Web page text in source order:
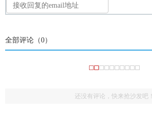
全部评论（0）
还没有评论，快来抢沙发吧！